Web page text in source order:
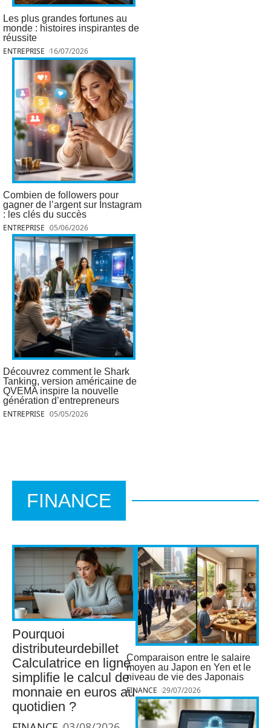
Les plus grandes fortunes au
monde : histoires inspirantes de
réussite
ENTREPRISE 16/07/2026
Combien de followers pour
gagner de l’argent sur Instagram
: les clés du succès
ENTREPRISE 05/06/2026
Découvrez comment le Shark
Tanking, version américaine de
QVEMA inspire la nouvelle
génération d’entrepreneurs
ENTREPRISE 05/05/2026
FINANCE
Pourquoi
distributeurdebillet
Calculatrice en ligne
simplifie le calcul de
monnaie en euros au
quotidien ?
Comparaison entre le salaire
moyen au Japon en Yen et le
niveau de vie des Japonais
FINANCE 29/07/2026